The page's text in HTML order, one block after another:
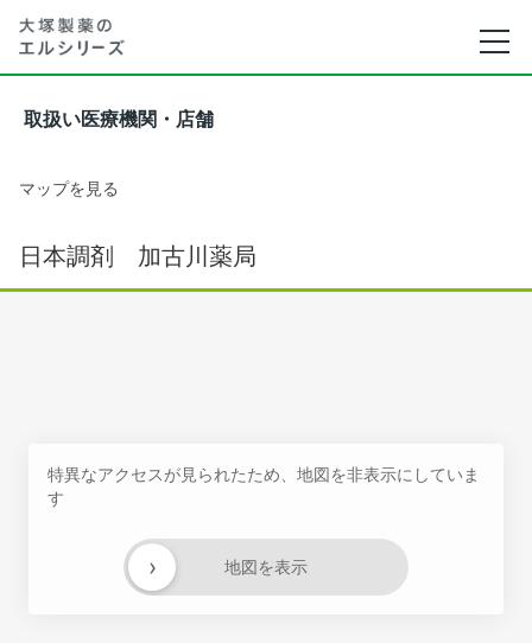
取扱い医療機関・店舗
マップを見る
日本調剤 加古川薬局
特異なアクセスが見られたため、地図を非表示にしていま
す
地図を表示
›